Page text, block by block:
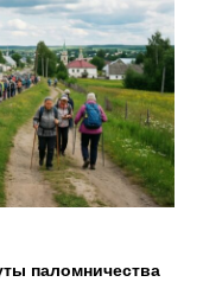
паломничества